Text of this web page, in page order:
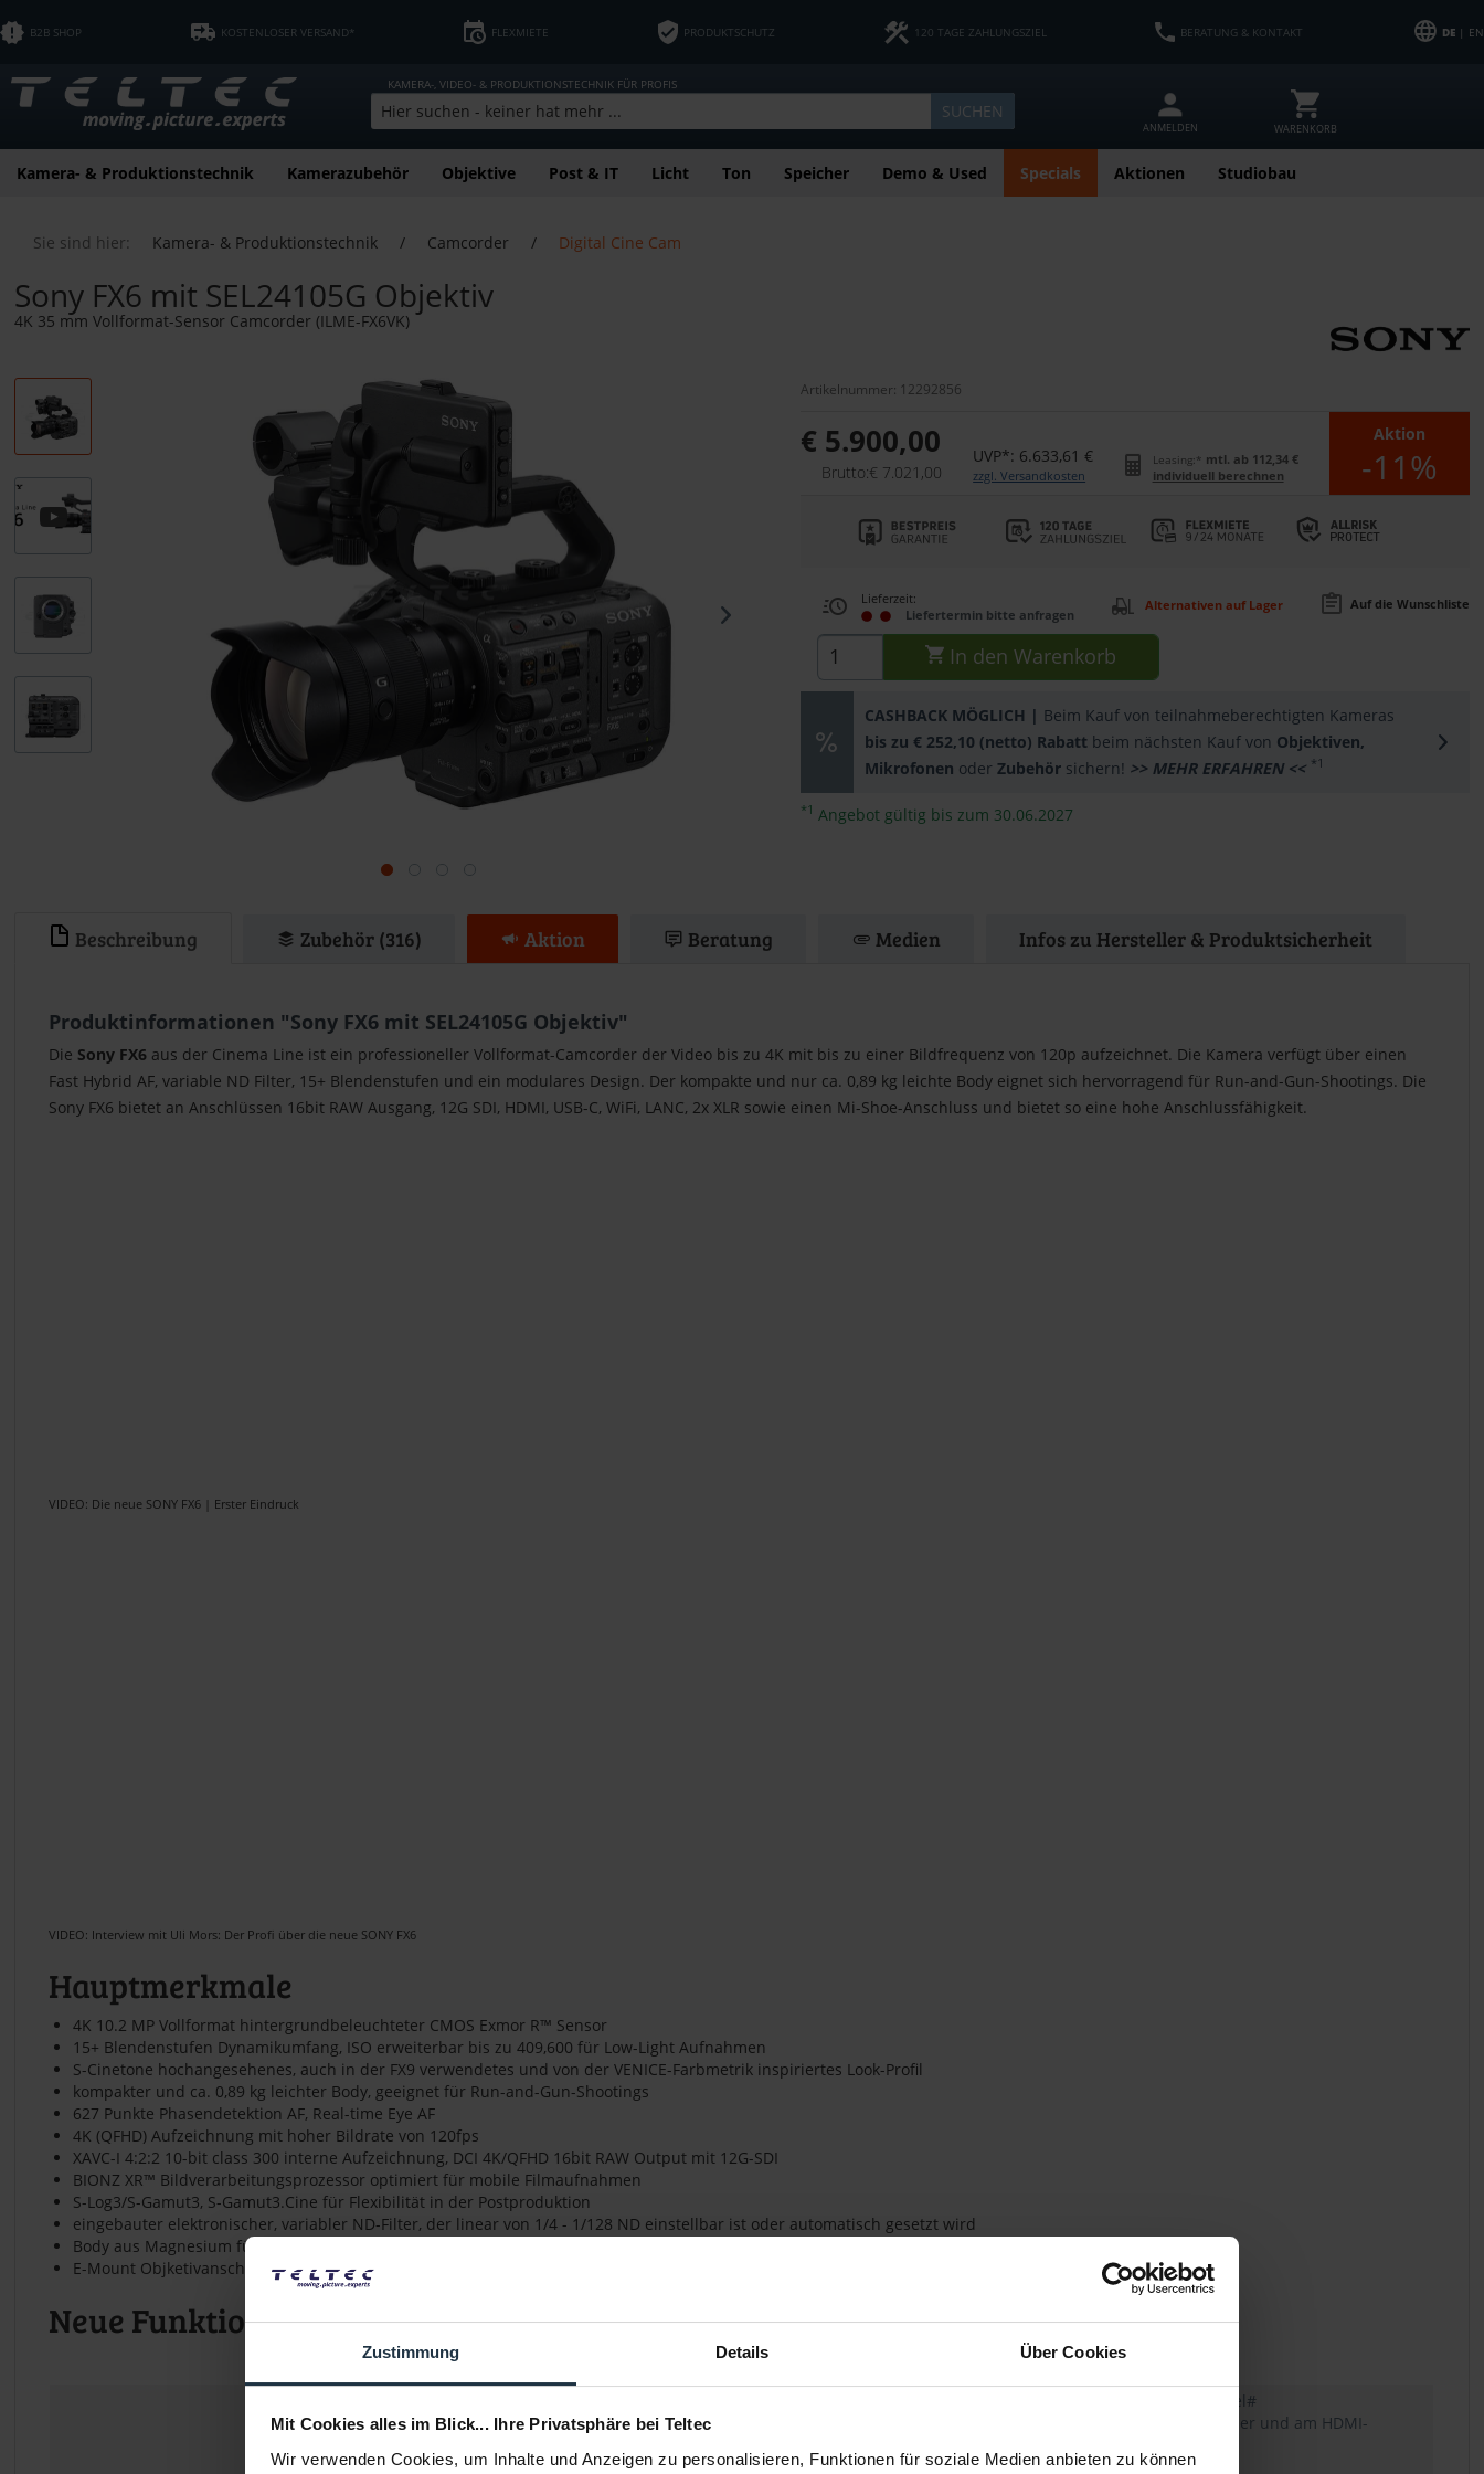
Zustimmung Details Über Cookies
Mit Cookies alles im Blick... Ihre Privatsphäre bei Teltec
Wir verwenden Cookies, um Inhalte und Anzeigen zu personalisieren, Funktionen für soziale Medien anbieten zu können
B2B SHOP KOSTENLOSER VERSAND* FLEXMIETE PRODUKTSCHUTZ 120 TAGE ZAHLUNGSZIEL BERATUNG & KONTAKT DE| EN
KAMERA-, VIDEO- & PRODUKTIONSTECHNIK FÜR PROFIS
SUCHEN
ANMELDEN WARENKORB
Kamera- & Produktionstechnik Kamerazubehör Objektive Post & IT Licht Ton Speicher Demo & Used Specials Aktionen Studiobau
Sie sind hier: Kamera- & Produktionstechnik / Camcorder / Digital Cine Cam
Sony FX6 mit SEL24105G Objektiv
4K 35 mm Vollformat-Sensor Camcorder (ILME-FX6VK)
Mit dem Aufruf des Videos erklären
übermittelt werden und dass Sie dieDatenschutzerklärung
gelesen haben.
Artikelnummer: 12292856
€ 5.900,00
Brutto:€ 7.021,00
UVP*: 6.633,61 €
zzgl. Versandkosten
Aktion
-11%
Leasing:* mtl. ab 112,34 €
individuell berechnen
Lieferzeit:
Liefertermin bitte anfragen
Alternativen auf Lager Auf die Wunschliste
In den Warenkorb
CASHBACK MÖGLICH | Beim Kauf von teilnahmeberechtigten Kameras
bis zu € 252,10 (netto) Rabatt beim nächsten Kauf von Objektiven,
Mikrofonen oderZubehör sichern! >> MEHR ERFAHREN << *1
*1 Angebot gültig bis zum 30.06.2027
Beschreibung Zubehör (316)  Aktion Beratung Medien Infos zu Hersteller & Produktsicherheit
Produktinformationen "Sony FX6 mit SEL24105G Objektiv"
Die Sony FX6 aus der Cinema Line ist ein professioneller Vollformat-Camcorder der Video bis zu 4K mit bis zu einer Bildfrequenz von 120p aufzeichnet. Die Kamera verfügt über einen
Fast Hybrid AF, variable ND Filter, 15+ Blendenstufen und ein modulares Design. Der kompakte und nur ca. 0,89 kg leichte Body eignet sich hervorragend für Run-and-Gun-Shootings. Die
Sony FX6 bietet an Anschlüssen 16bit RAW Ausgang, 12G SDI, HDMI, USB-C, WiFi, LANC, 2x XLR sowie einen Mi-Shoe-Anschluss und bietet so eine hohe Anschlussfähigkeit.
VIDEO: Die neue SONY FX6 | Erster Eindruck
VIDEO: Interview mit Uli Mors: Der Profi über die neue SONY FX6
Hauptmerkmale
4K 10.2 MP Vollformat hintergrundbeleuchteter CMOS Exmor R™ Sensor
15+ Blendenstufen Dynamikumfang, ISO erweiterbar bis zu 409,600 für Low-Light Aufnahmen
S-Cinetone hochangesehenes, auch in der FX9 verwendetes und von der VENICE-Farbmetrik inspiriertes Look-Profil
kompakter und ca. 0,89 kg leichter Body, geeignet für Run-and-Gun-Shootings
627 Punkte Phasendetektion AF, Real-time Eye AF
4K (QFHD) Aufzeichnung mit hoher Bildrate von 120fps
XAVC-I 4:2:2 10-bit class 300 interne Aufzeichnung, DCI 4K/QFHD 16bit RAW Output mit 12G-SDI
BIONZ XR™ Bildverarbeitungsprozessor optimiert für mobile Filmaufnahmen
S-Log3/S-Gamut3, S-Gamut3.Cine für Flexibilität in der Postproduktion
eingebauter elektronischer, variabler ND-Filter, der linear von 1/4 - 1/128 ND einstellbar ist oder automatisch gesetzt wird
Body aus Magnesium für hohe Haltbarkeit bei geringem Gewicht
E-Mount Objketivanschluss
Neue Funktionen:
Unterstützung für Filmdateinamen im Format Camera ID + Reel#
Hinzufügen einer Funktion, die De-squeeze (2,0x, 1,3x) im Sucher und am HDMI-
Hinzufügen weiterer AF-Bildraten bei Zeitlupe und Zeitraffer